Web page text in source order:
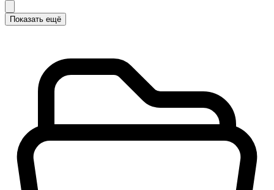
Показать ещё